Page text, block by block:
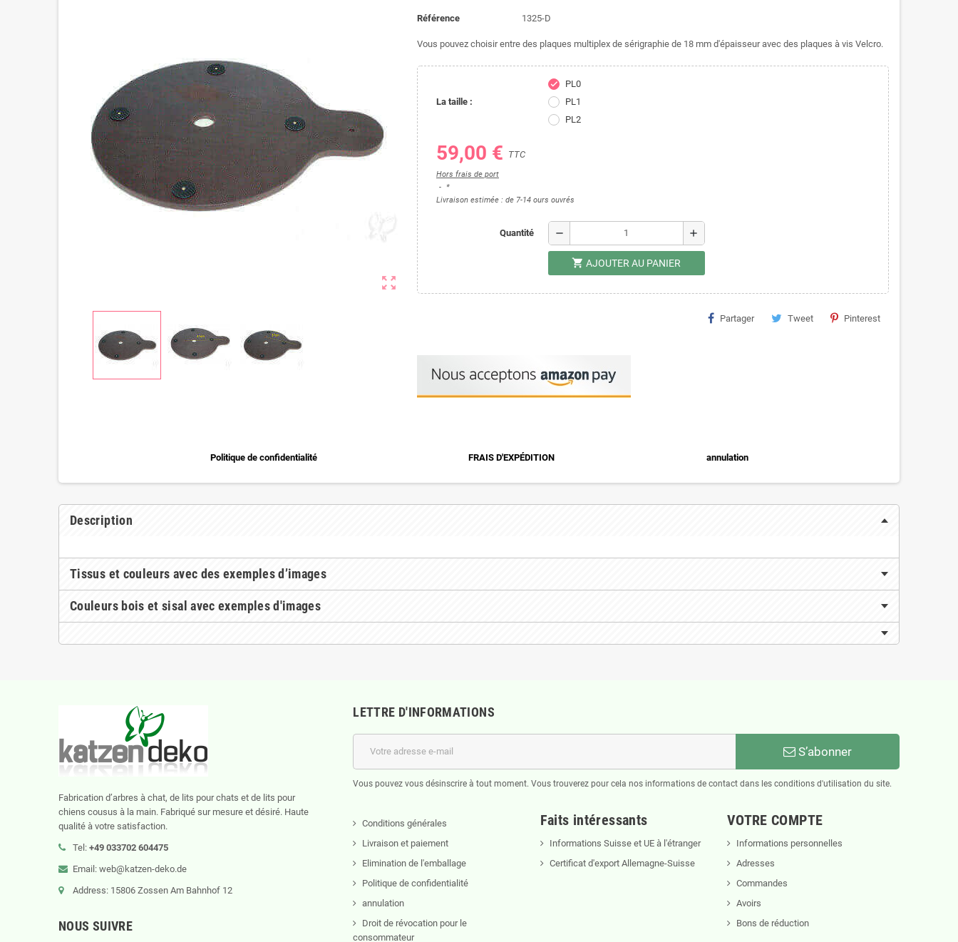
zoom_out_map
Référence 1325-D
Vous pouvez choisir entre des plaques multiplex de sérigraphie de 18 mm d'épaisseur avec des plaques à vis Velcro.
La taille :
check
PL0
PL1
PL2
59,00 € TTC
Hors frais de port
*
Livraison estimée : de 7-14 ours ouvrés
Quantité remove add
shopping_cart AJOUTER AU PANIER
Partager Tweet Pinterest
Politique de confidentialité FRAIS D'EXPÉDITION annulation
Description
Tissus et couleurs avec des exemples d’images
Couleurs bois et sisal avec exemples d'images
Fabrication d’arbres à chat, de lits pour chats et de lits pour
chiens cousus à la main. Fabriqué sur mesure et désiré. Haute
qualité à votre satisfaction.
Tel: +49 033702 604475
Email: web@katzen-deko.de
Address: 15806 Zossen Am Bahnhof 12
NOUS SUIVRE
LETTRE D'INFORMATIONS
S’abonner
Vous pouvez vous désinscrire à tout moment. Vous trouverez pour cela nos informations de contact dans les conditions d'utilisation du site.
Conditions générales
Livraison et paiement
Elimination de l'emballage
Politique de confidentialité
annulation
Droit de révocation pour le
consommateur
Faits intéressants
Informations Suisse et UE à l'étranger
Certificat d'export Allemagne-Suisse
VOTRE COMPTE
Informations personnelles
Adresses
Commandes
Avoirs
Bons de réduction